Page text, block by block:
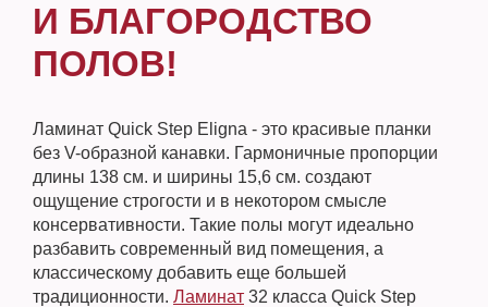
И БЛАГОРОДСТВО
ПОЛОВ!
Ламинат Quick Step Eligna - это красивые планки
без V-образной канавки. Гармоничные пропорции
длины 138 см. и ширины 15,6 см. создают
ощущение строгости и в некотором смысле
консервативности. Такие полы могут идеально
разбавить современный вид помещения, а
классическому добавить еще большей
традиционности. Ламинат 32 класса Quick Step